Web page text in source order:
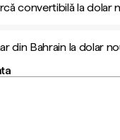
convertibilă la dolar
din Bahrain la dolar